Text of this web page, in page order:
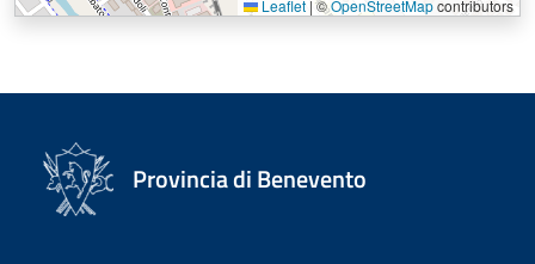
Leaflet |©OpenStreetMapcontributors
Provincia di Benevento